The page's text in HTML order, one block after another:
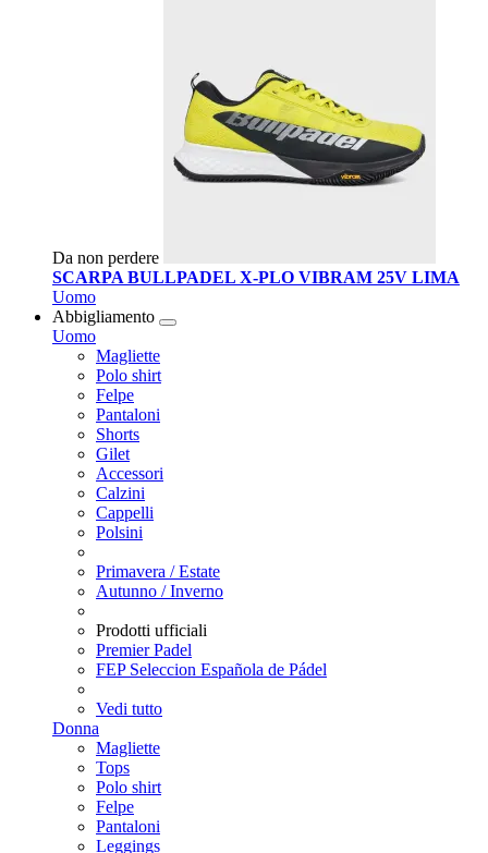
Da non perdere
SCARPA BULLPADEL X-PLO VIBRAM 25V LIMA
Uomo
Abbigliamento
Uomo
Magliette
Polo shirt
Felpe
Pantaloni
Shorts
Gilet
Accessori
Calzini
Cappelli
Polsini
Primavera / Estate
Autunno / Inverno
Prodotti ufficiali
Premier Padel
FEP Seleccion Española de Pádel
Vedi tutto
Donna
Magliette
Tops
Polo shirt
Felpe
Pantaloni
Leggings